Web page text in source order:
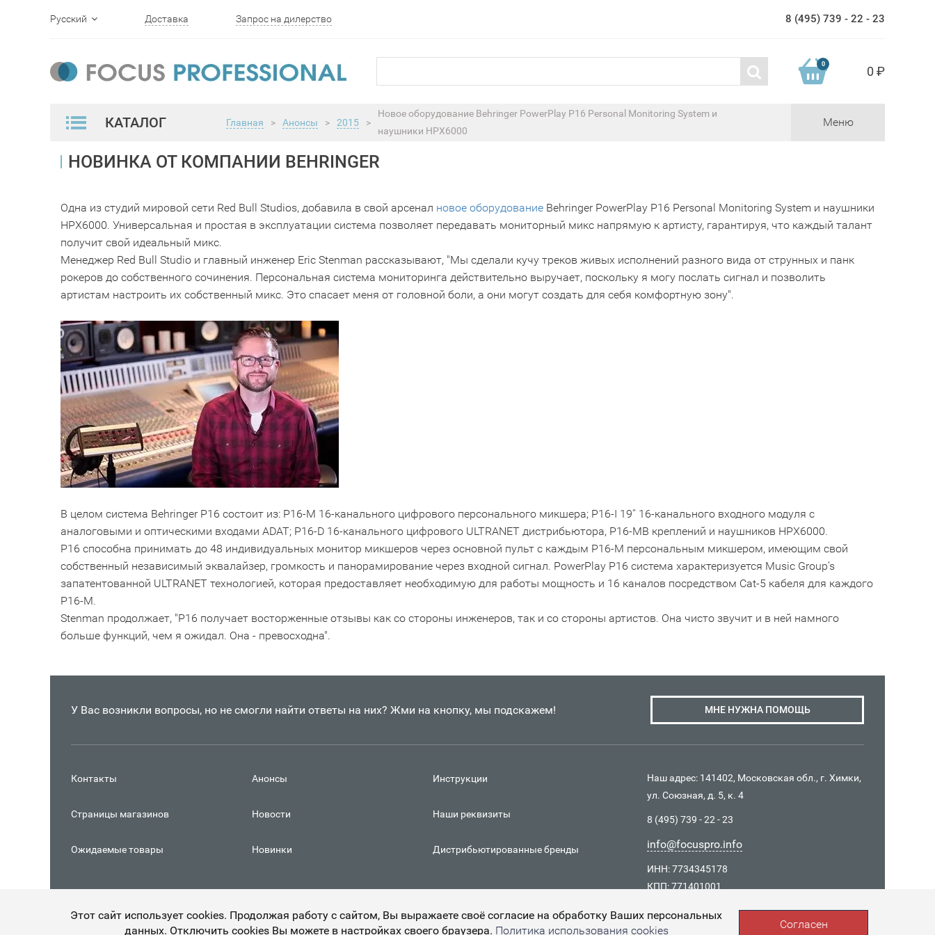
Этот сайт использует cookies. Продолжая работу с сайтом, Вы выражаете своё согласие на обработку Ваших персональных
данных. Отключить cookies Вы можете в настройках своего браузера. Политика использования cookies Согласен
Русский
Доставка Запрос на дилерство 8 (495) 739 - 22 - 23
0 0 ₽
КАТАЛОГ Главная > Анонсы > 2015 >
Новое оборудование Behringer PowerPlay P16 Personal Monitoring System и
наушники HPX6000
Меню
НОВИНКА ОТ КОМПАНИИ BEHRINGER
Одна из студий мировой сети Red Bull Studios, добавила в свой арсенал новое оборудование Behringer PowerPlay P16 Personal Monitoring System и наушники
HPX6000. Универсальная и простая в эксплуатации система позволяет передавать мониторный микс напрямую к артисту, гарантируя, что каждый талант
получит свой идеальный микс.
Менеджер Red Bull Studio и главный инженер Eric Stenman рассказывают, "Мы сделали кучу треков живых исполнений разного вида от струнных и панк
рокеров до собственного сочинения. Персональная система мониторинга действительно выручает, поскольку я могу послать сигнал и позволить
артистам настроить их собственный микс. Это спасает меня от головной боли, а они могут создать для себя комфортную зону".
В целом система Behringer P16 состоит из: P16-M 16-канального цифрового персонального микшера; P16-I 19'' 16-канального входного модуля с
аналоговыми и оптическими входами ADAT; P16-D 16-канального цифрового ULTRANET дистрибьютора, P16-MB креплений и наушников HPX6000.
P16 способна принимать до 48 индивидуальных монитор микшеров через основной пульт с каждым P16-M персональным микшером, имеющим свой
собственный независимый эквалайзер, громкость и панорамирование через входной сигнал. PowerPlay P16 система характеризуется Music Group’s
запатентованной ULTRANET технологией, которая предоставляет необходимую для работы мощность и 16 каналов посредством Cat-5 кабеля для каждого
P16-M.
Stenman продолжает, "Р16 получает восторженные отзывы как со стороны инженеров, так и со стороны артистов. Она чисто звучит и в ней намного
больше функций, чем я ожидал. Она - превосходна".
У Вас возникли вопросы, но не смогли найти ответы на них? Жми на кнопку, мы подскажем! МНЕ НУЖНА ПОМОЩЬ
Контакты
Страницы магазинов
Ожидаемые товары
Анонсы
Новости
Новинки
Инструкции
Наши реквизиты
Дистрибьютированные бренды
Наш адрес: 141402, Московская обл., г. Химки,
ул. Союзная, д. 5, к. 4
8 (495) 739 - 22 - 23
info@focuspro.info
ИНН: 7734345178
КПП: 771401001